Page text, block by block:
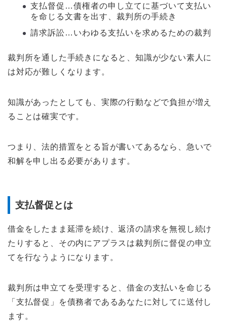
支払督促…債権者の申し立てに基づいて支払い
を命じる文書を出す、裁判所の手続き
請求訴訟…いわゆる支払いを求めるための裁判
裁判所を通した手続きになると、知識が少ない素人に
は対応が難しくなります。
知識があったとしても、実際の行動などで負担が増え
ることは確実です。
つまり、法的措置をとる旨が書いてあるなら、急いで
和解を申し出る必要があります。
支払督促とは
借金をしたまま延滞を続け、返済の請求を無視し続け
たりすると、その内にアプラスは裁判所に督促の申立
てを行なうようになります。
裁判所は申立てを受理すると、借金の支払いを命じる
「支払督促」を債務者であるあなたに対してに送付し
ます。